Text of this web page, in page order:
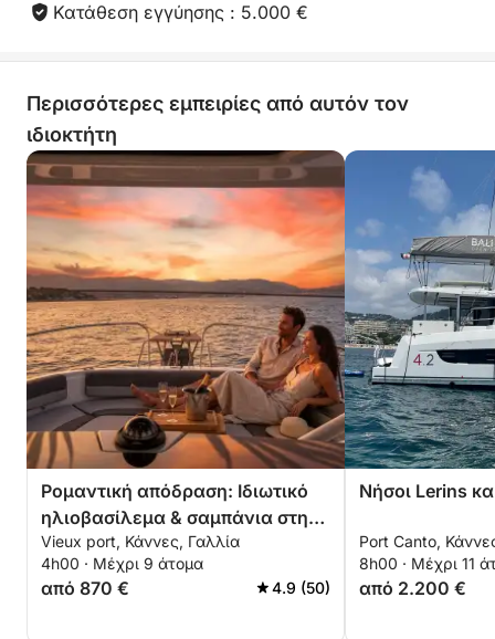
Κατάθεση εγγύησης : 5.000 €
Περισσότερες εμπειρίες από αυτόν τον
ιδιοκτήτη
Ρομαντική απόδραση: Ιδιωτικό
ηλιοβασίλεμα & σαμπάνια στη
θάλασσα
Vieux port, Κάννες, Γαλλία
4h00 · Μέχρι 9 άτομα
από 870 € 4.9 (50)
Νήσοι Lerins
Port Canto,
8h00 · Μέχρι 11
από 2.200 €